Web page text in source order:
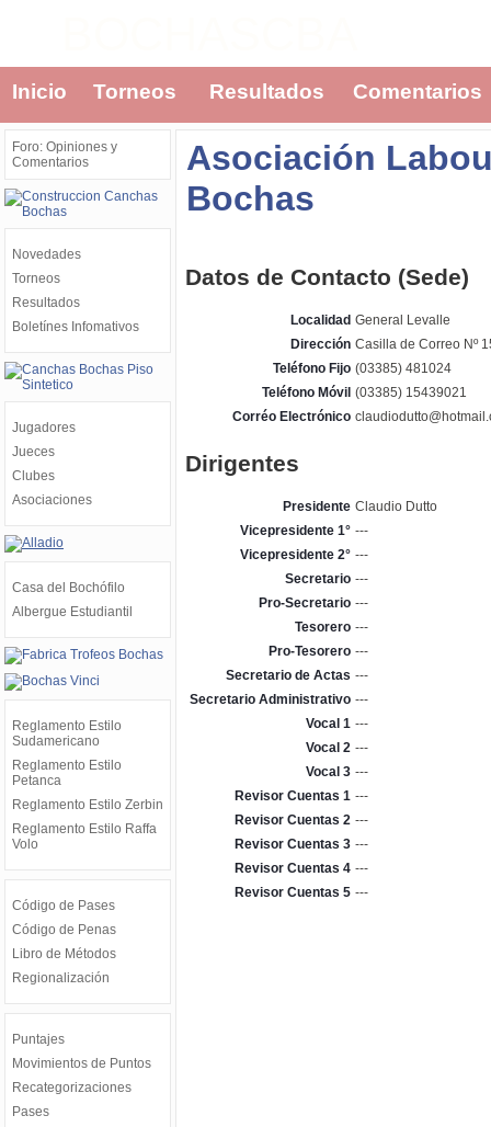
Inicio Torneos Resultados Comentarios
Foro: Opiniones y
Comentarios
Novedades
Torneos
Resultados
Boletínes Infomativos
Jugadores
Jueces
Clubes
Asociaciones
Casa del Bochófilo
Albergue Estudiantil
Reglamento Estilo
Sudamericano
Reglamento Estilo
Petanca
Reglamento Estilo Zerbin
Reglamento Estilo Raffa
Volo
Código de Pases
Código de Penas
Libro de Métodos
Regionalización
Puntajes
Movimientos de Puntos
Recategorizaciones
Pases
Asociación
Bochas
Datos de Contacto (Sede)
Localidad General Levalle
Dirección Casilla de Correo Nº
Teléfono Fijo (03385) 481024
Teléfono Móvil (03385) 15439021
Corréo Electrónico
Dirigentes
Presidente Claudio Dutto
Vicepresidente 1° ---
Vicepresidente 2° ---
Secretario ---
Pro-Secretario ---
Tesorero ---
Pro-Tesorero ---
Secretario de Actas ---
Secretario Administrativo ---
Vocal 1 ---
Vocal 2 ---
Vocal 3 ---
Revisor Cuentas 1 ---
Revisor Cuentas 2 ---
Revisor Cuentas 3 ---
Revisor Cuentas 4 ---
Revisor Cuentas 5 ---